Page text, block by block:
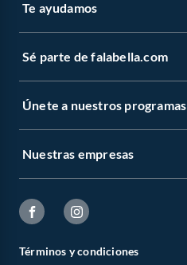
Te ayudamos
Sé parte de falabella.com
Únete a nuestros programas
Nuestras empresas
Términos y condiciones